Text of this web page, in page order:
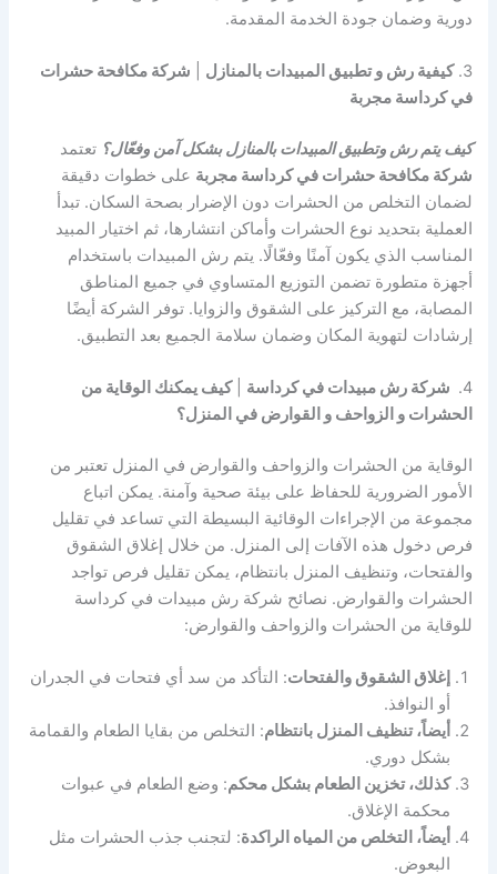
دورية وضمان جودة الخدمة المقدمة.
3. كيفية رش و تطبيق المبيدات بالمنازل
شركة مكافحة حشرات
في كرداسة مجربة
كيف يتم رش وتطبيق المبيدات بالمنازل بشكل آمن وفعّال؟ تعتمد
شركة مكافحة حشرات في كرداسة مجربة على خطوات دقيقة
لضمان التخلص من الحشرات دون الإضرار بصحة السكان. تبدأ
العملية بتحديد نوع الحشرات وأماكن انتشارها، ثم اختيار المبيد
المناسب الذي يكون آمنًا وفعّالًا. يتم رش المبيدات باستخدام
أجهزة متطورة تضمن التوزيع المتساوي في جميع المناطق
المصابة، مع التركيز على الشقوق والزوايا. توفر الشركة أيضًا
إرشادات لتهوية المكان وضمان سلامة الجميع بعد التطبيق.
4. شركة رش مبيدات في كرداسة |كيف يمكنك الوقاية من
الحشرات و الزواحف و القوارض في المنزل؟
الوقاية من الحشرات والزواحف والقوارض في المنزل تعتبر من
الأمور الضرورية للحفاظ على بيئة صحية وآمنة. يمكن اتباع
مجموعة من الإجراءات الوقائية البسيطة التي تساعد في تقليل
فرص دخول هذه الآفات إلى المنزل. من خلال إغلاق الشقوق
والفتحات، وتنظيف المنزل بانتظام، يمكن تقليل فرص تواجد
الحشرات والقوارض. نصائح شركة رش مبيدات في كرداسة
للوقاية من الحشرات والزواحف والقوارض:
إغلاق الشقوق والفتحات: التأكد من سد أي فتحات في الجدران
أو النوافذ.
أيضاً، تنظيف المنزل بانتظام: التخلص من بقايا الطعام والقمامة
بشكل دوري.
كذلك، تخزين الطعام بشكل محكم: وضع الطعام في عبوات
محكمة الإغلاق.
أيضاً، التخلص من المياه الراكدة: لتجنب جذب الحشرات مثل
البعوض.